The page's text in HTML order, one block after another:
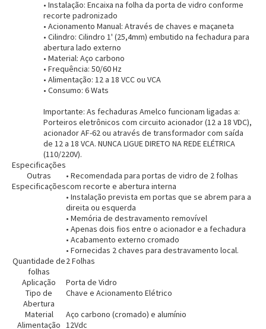
Entrega Flash
Cartão de crédito
Pagamento via Pix
Entendi
Retire na Loja
• Instalação: Encaixa na folha da porta de vidro conforme
recorte padronizado
• Acionamento Manual: Através de chaves e maçaneta
• Cilindro: Cilindro 1' (25,4mm) embutido na fechadura para
abertura lado externo
• Material: Aço carbono
• Frequência: 50/60 Hz
• Alimentação: 12 a 18 VCC ou VCA
• Consumo: 6 Wats
Importante: As fechaduras Amelco funcionam ligadas a:
Porteiros eletrônicos com circuito acionador (12 a 18 VDC),
acionador AF-62 ou através de transformador com saída
de 12 a 18 VCA. NUNCA LIGUE DIRETO NA REDE ELÉTRICA
(110/220V).
Especificações
Outras
Especificações
• Recomendada para portas de vidro de 2 folhas
com recorte e abertura interna
• Instalação prevista em portas que se abrem para a
direita ou esquerda
• Memória de destravamento removível
• Apenas dois fios entre o acionador e a fechadura
• Acabamento externo cromado
• Fornecidas 2 chaves para destravamento local.
Quantidade de
folhas
2 Folhas
Aplicação
Porta de Vidro
Tipo de
Abertura
Chave e Acionamento Elétrico
Material
Aço carbono (cromado) e alumínio
Alimentação 12Vdc